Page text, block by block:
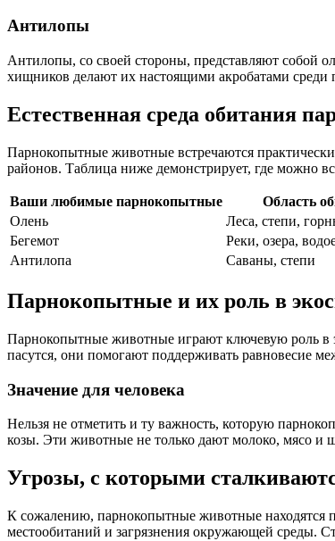
Антилопы
Антилопы, со своей стороны, представляют собой
хищников делают их настоящими акробатами среди
Естественная среда обитания
Парнокопытные животные встречаются
районов. Таблица ниже демонстрирует, где можно
Ваши любимые парнокопытные
Область
Олень
Леса, степи,
Бегемот
Реки, озера,
Антилопа
Саваны, степи
Парнокопытные и их роль в
Парнокопытные животные играют ключевую роль в
пасутся, они помогают поддерживать равновесие
Значение для человека
Нельзя не отметить и ту важность, которую
козы. Эти животные не только дают молоко, мясо и
Угрозы, с которыми
К сожалению, парнокопытные животные находятся
местообитаний и загрязнения окружающей среды.